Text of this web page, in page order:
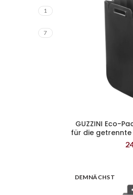
1
7
GUZZINI Eco-
für die getrennte
DEMNÄCHST